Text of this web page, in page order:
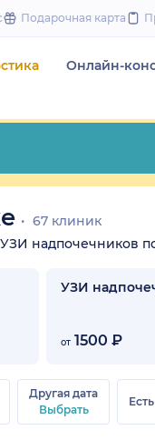
to
Подарочная карта
Онлайн-
67 клиник
надпочечников
УЗИ
от 1500 ₽
Другая дата
Выбрать